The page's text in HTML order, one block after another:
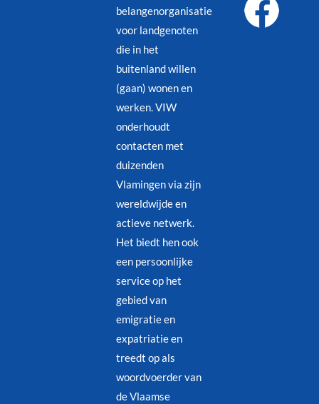
belangenorganisatie
voor landgenoten
die in het
buitenland willen
(gaan) wonen en
werken. VIW
onderhoudt
contacten met
duizenden
Vlamingen via zijn
wereldwijde en
actieve netwerk.
Het biedt hen ook
een persoonlijke
service op het
gebied van
emigratie en
expatriatie en
treedt op als
woordvoerder van
de Vlaamse